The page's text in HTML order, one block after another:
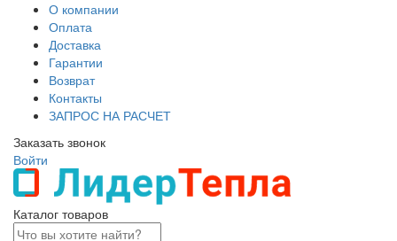
О компании
Оплата
Доставка
Гарантии
Возврат
Контакты
ЗАПРОС НА РАСЧЕТ
Заказать звонок
Войти
Каталог товаров